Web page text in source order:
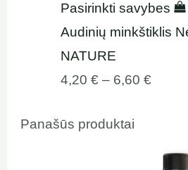
Pasirinkti savybes
Audinių minkštiklis
NATURE
4,20€ – 6,60€
Panašūs produktai